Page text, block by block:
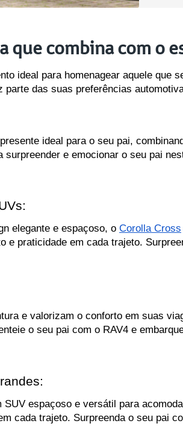
que combina com o
ideal para homenagear aquele que
das suas preferências
ideal para o seu pai,
e emocionar o seu pai
elegante e espaçoso, o Corolla Cross
e praticidade em cada trajeto.
e valorizam o conforto em suas
o seu pai com o RAV4 e
espaçoso e versátil para
cada trajeto. Surpreenda o seu pai